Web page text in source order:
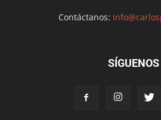
Contáctanos:
SÍGUENOS